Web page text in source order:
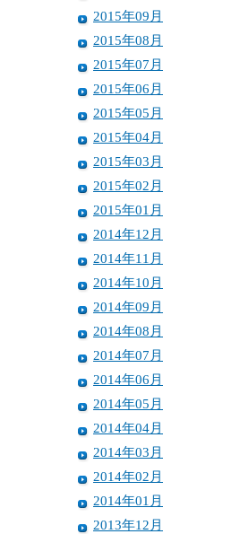
2015年09月
2015年08月
2015年07月
2015年06月
2015年05月
2015年04月
2015年03月
2015年02月
2015年01月
2014年12月
2014年11月
2014年10月
2014年09月
2014年08月
2014年07月
2014年06月
2014年05月
2014年04月
2014年03月
2014年02月
2014年01月
2013年12月